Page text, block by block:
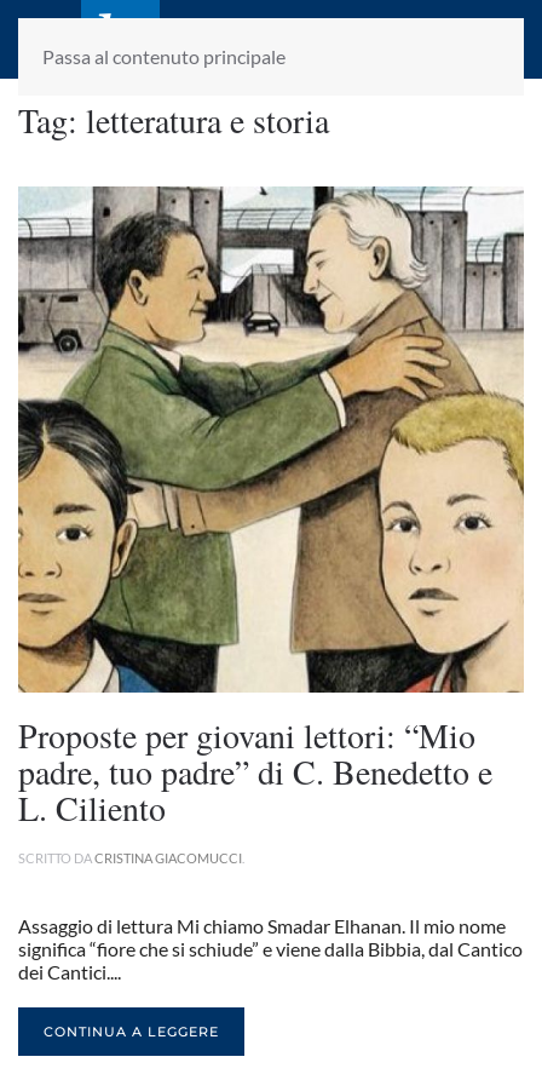
Passa al contenuto principale
laletteraturaenoi.it
fondato da Romano Luperini
Tag: letteratura e storia
Proposte per giovani lettori: “Mio
padre, tuo padre” di C. Benedetto e
L. Ciliento
SCRITTO DACRISTINA GIACOMUCCI
Assaggio di lettura Mi chiamo Smadar Elhanan. Il mio nome
significa “fiore che si schiude” e viene dalla Bibbia, dal Cantico
dei Cantici....
CONTINUA A LEGGERE